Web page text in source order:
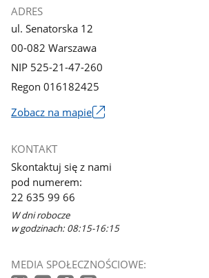
ADRES
ul. Senatorska 12
00-082 Warszawa
NIP 525-21-47-260
Regon 016182425
Zobacz na mapie
się
w
nowym
oknie
KONTAKT
Skontaktuj się z nami
pod numerem:
22 635 99 66
W dni robocze
w godzinach: 08:15-16:15
MEDIA SPOŁECZNOŚCIOWE: